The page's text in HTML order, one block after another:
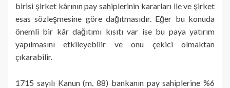
birisi şirket kârının pay sahiplerinin kararları ile ve şirket
esas sözleşmesine göre dağıtmasıdır. Eğer bu konuda
önemli bir kâr dağıtımı kısıtı var ise bu paya yatırım
yapılmasını etkileyebilir ve onu çekici olmaktan
çıkarabilir.
1715 sayılı Kanun (m. 88) bankanın pay sahiplerine %6